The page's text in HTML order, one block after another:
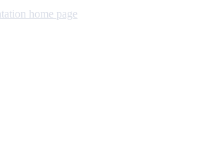
home page